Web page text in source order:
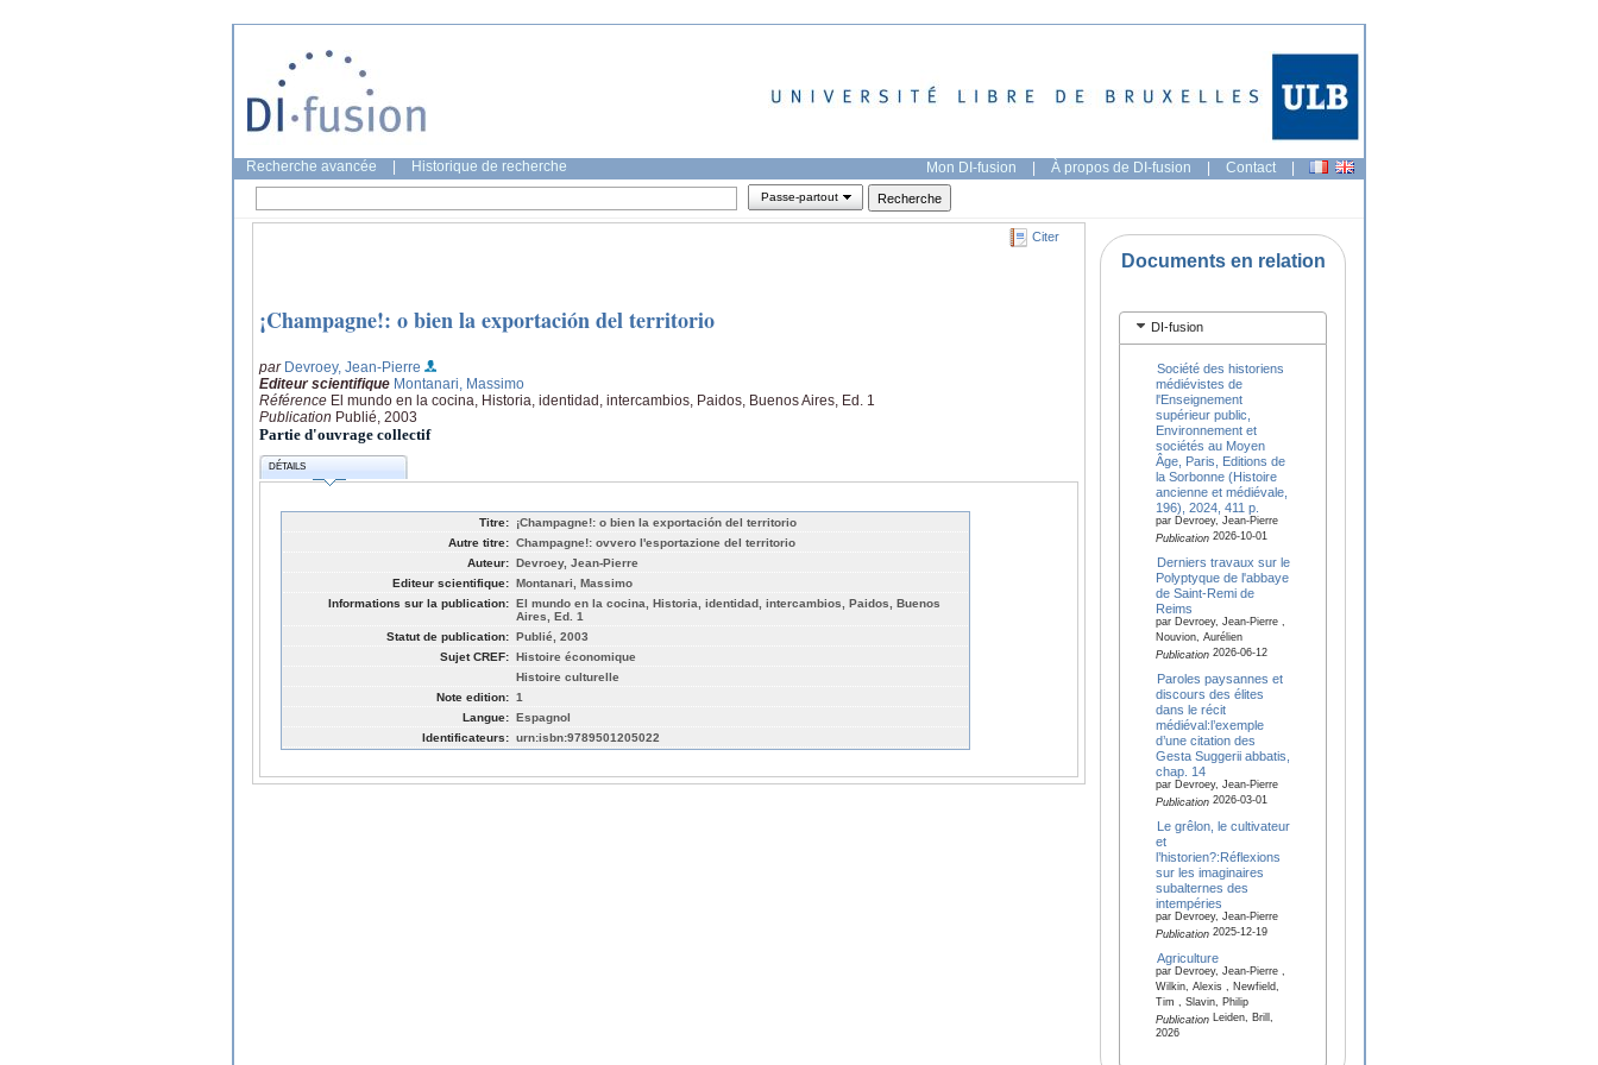
Recherche avancée Historique de recherche Mon DI-fusion | À propos de DI-fusion | Contact |
Passe-partout
Citer
¡Champagne!: o bien la exportación del territorio
par Devroey, Jean-Pierre
Editeur scientifique Montanari, Massimo
Référence El mundo en la cocina, Historia, identidad, intercambios, Paidos, Buenos Aires, Ed. 1
Publication Publié, 2003
Partie d'ouvrage collectif
DÉTAILS
Titre:
¡Champagne!: o bien la exportación del territorio
Autre titre: Champagne!: ovvero l'esportazione del territorio
Auteur: Devroey, Jean-Pierre
Editeur scientifique: Montanari, Massimo
Informations sur la publication: El mundo en la cocina, Historia, identidad, intercambios, Paidos, Buenos
Aires, Ed. 1
Statut de publication: Publié, 2003
Sujet CREF: Histoire économique
Histoire culturelle
Note edition: 1
Langue: Espagnol
Identificateurs: urn:isbn:9789501205022
Documents en relation
DI-fusion
Société des historiens
médiévistes de
l'Enseignement
supérieur public,
Environnement et
sociétés au Moyen
Âge, Paris, Editions de
la Sorbonne (Histoire
ancienne et médiévale,
196), 2024, 411 p.
par Devroey, Jean-Pierre
Publication2026-10-01
Derniers travaux sur le
Polyptyque de l'abbaye
de Saint-Remi de
Reims
par Devroey, Jean-Pierre ,
Nouvion, Aurélien
Publication2026-06-12
Paroles paysannes et
discours des élites
dans le récit
médiéval:l’exemple
d’une citation des
Gesta Suggerii abbatis,
chap. 14
par Devroey, Jean-Pierre
Publication2026-03-01
Le grêlon, le cultivateur
et
l’historien?:Réflexions
sur les imaginaires
subalternes des
intempéries
par Devroey, Jean-Pierre
Publication2025-12-19
Agriculture
par Devroey, Jean-Pierre ,
Wilkin, Alexis , Newfield,
Tim , Slavin, Philip
PublicationLeiden, Brill,
2026